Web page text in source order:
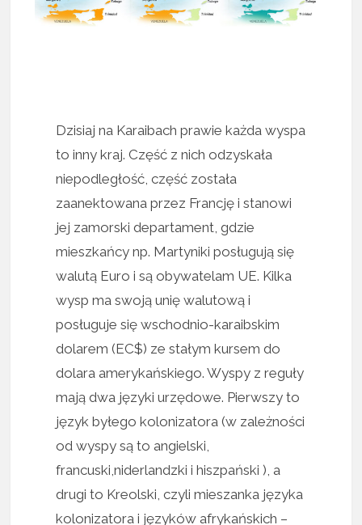
Dzisiaj na Karaibach prawie każda wyspa
to inny kraj. Część z nich odzyskała
niepodległość, część została
zaanektowana przez Francję i stanowi
jej zamorski departament, gdzie
mieszkańcy np. Martyniki posługują się
walutą Euro i są obywatelam UE. Kilka
wysp ma swoją unię walutową i
posługuje się wschodnio-karaibskim
dolarem (EC$) ze stałym kursem do
dolara amerykańskiego. Wyspy z reguły
mają dwa języki urzędowe. Pierwszy to
język byłego kolonizatora (w zależności
od wyspy są to angielski,
francuski,niderlandzki i hiszpański ), a
drugi to Kreolski, czyli mieszanka języka
kolonizatora i języków afrykańskich –